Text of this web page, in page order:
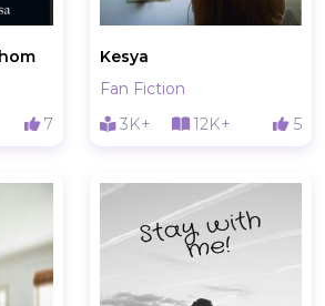
7
Kesya
Fan Fiction
3K+
12K+ 5